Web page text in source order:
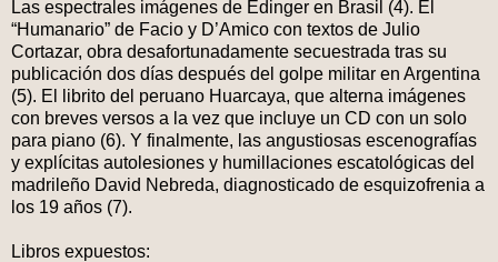
Las espectrales imágenes de Edinger en Brasil (4). El
“Humanario” de Facio y D’Amico con textos de Julio
Cortazar, obra desafortunadamente secuestrada tras su
publicación dos días después del golpe militar en Argentina
(5). El librito del peruano Huarcaya, que alterna imágenes
con breves versos a la vez que incluye un CD con un solo
para piano (6). Y finalmente, las angustiosas escenografías
y explícitas autolesiones y humillaciones escatológicas del
madrileño David Nebreda, diagnosticado de esquizofrenia a
los 19 años (7).
Libros expuestos: